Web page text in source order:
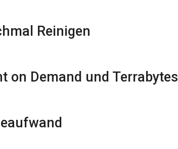
Reinigen
on Demand und Terrabytes